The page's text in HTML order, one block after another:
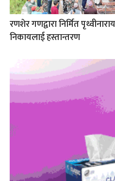
रणशेर गणद्वारा निर्मित
निकायलाई हस्तान्तरण